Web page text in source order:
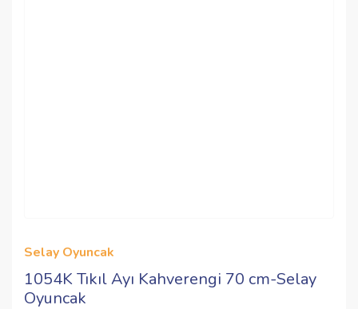
Selay Oyuncak
1054K Tıkıl Ayı Kahverengi 70 cm-Selay
Oyuncak